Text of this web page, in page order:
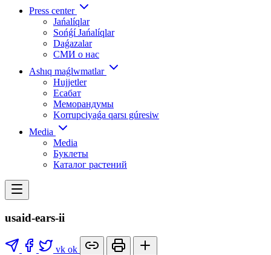
Press center
Jańalíqlar
Sońǵí Jańalíqlar
Daǵazalar
СМИ о нас
Ashıq maǵlwmatlar
Hujjetler
Есабат
Меморандумы
Korrupciyaǵa qarsı gúresiw
Media
Media
Буклеты
Каталог растений
usaid-ears-ii
vk ok